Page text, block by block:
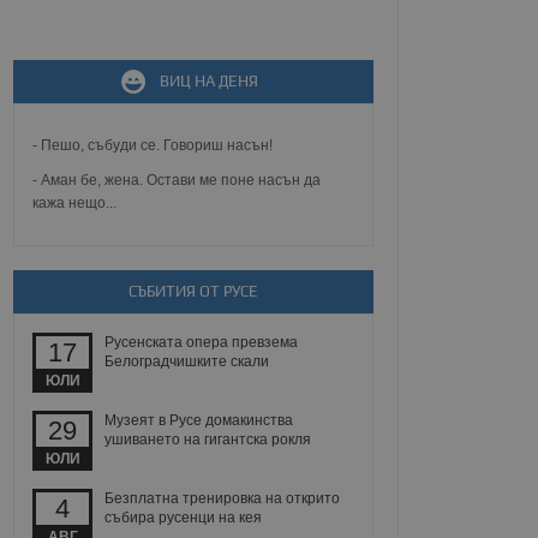
ВИЦ НА ДЕНЯ
- Пешо, събуди се. Говориш насън!
- Аман бе, жена. Остави ме поне насън да
кажа нещо...
СЪБИТИЯ ОТ РУСЕ
17
ЮЛИ
Русенската опера превзема
Белоградчишките скали
29
ЮЛИ
Музеят в Русе домакинства
ушиването на гигантска рокля
4
Безплатна тренировка на открито
събира русенци на кея
зададена от уеб
неразрешеното
Той не съдържа
при затваряне
на съгласието на
че техните
за да се правят
уебсайт.
на
на бисквитките,
съответствие и
и
и предоставя
използва